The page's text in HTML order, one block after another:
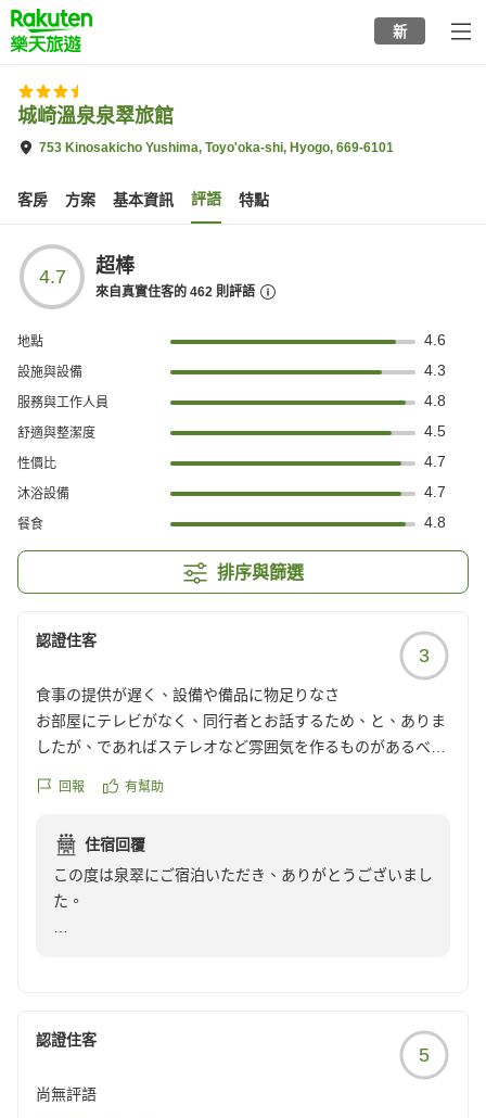
to
top
page
新
城崎溫泉泉翠旅館
753 Kinosakicho Yushima, Toyo'oka-shi, Hyogo, 669-6101
客房 方案 基本資訊 評語 特點
4.7 超棒
來自真實住客的 462 則評語
地點 4.6
設施與設備 4.3
服務與工作人員 4.8
舒適與整潔度 4.5
性價比 4.7
沐浴設備 4.7
餐食 4.8
排序與篩選
認證住客
3
食事の提供が遅く、設備や備品に物足りなさ
お部屋にテレビがなく、同行者とお話するため、と、ありま
したが、であればステレオなど雰囲気を作るものがあるべき
くるまでの間隔が長く、全て出るまで2時間程かかりまし
リンスインシャンプーとソープのみ。温泉旅館に慣れている
はシャンプーやらトリートメントなど一セット持って歩き回
る必要があります。
クチコミの詳細はこちらから
回報 有幫助
住宿回覆
この度は泉翠にご宿泊いただき、ありがとうございまし
た。
まず、お食事につきましては、ご予約時にもご案内して
おります通り、約2時間30分を目安にお時間を頂戴して
認證住客
5
尚無評語